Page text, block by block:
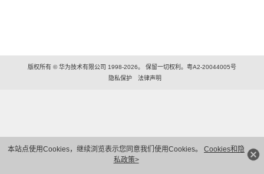
本站点使用Cookies，继续浏览表示您同意我们使用Cookies。 Cookies和隐
私政策>
版权所有 © 华为技术有限公司 1998-2026。 保留一切权利。粤A2-20044005号
隐私保护
法律声明